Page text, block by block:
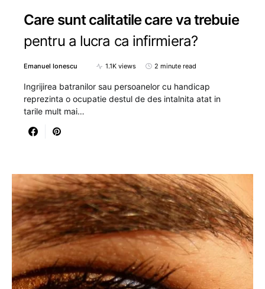
Care sunt calitatile care va trebuie
pentru a lucra ca infirmiera?
Emanuel Ionescu 1.1K views 2 minute read
Ingrijirea batranilor sau persoanelor cu handicap
reprezinta o ocupatie destul de des intalnita atat in
tarile mult mai…